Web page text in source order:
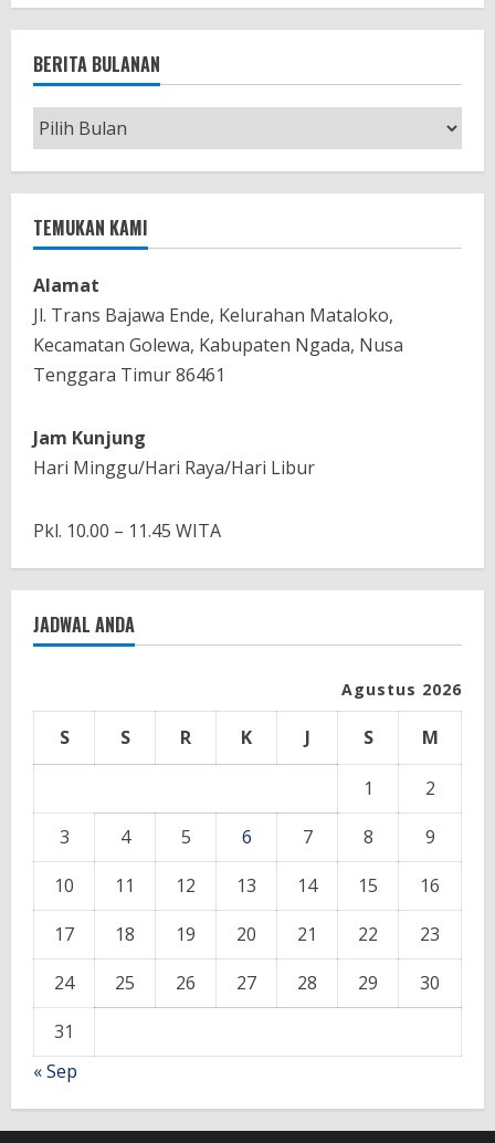
BERITA BULANAN
Berita
Bulanan
TEMUKAN KAMI
Alamat
Jl. Trans Bajawa Ende, Kelurahan Mataloko,
Kecamatan Golewa, Kabupaten Ngada, Nusa
Tenggara Timur 86461
Jam Kunjung
Hari Minggu/Hari Raya/Hari Libur
Pkl. 10.00 – 11.45 WITA
JADWAL ANDA
Agustus 2026
S S R K J S M
1
2
3
4 5 6 7 8
9
10
11 12 13 14 15
16
17
18 19 20 21 22
23
24
25 26 27 28 29
30
31
« Sep